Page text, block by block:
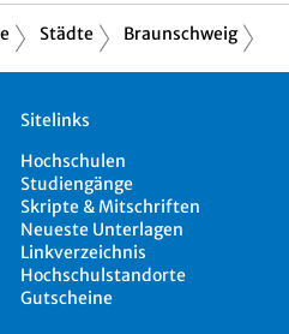
Städte Braunschweig
Sitelinks
Hochschulen
Studiengänge
Skripte & Mitschriften
Neueste Unterlagen
Linkverzeichnis
Hochschulstandorte
Gutscheine